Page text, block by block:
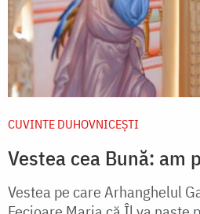
CUVINTE DUHOVNICEȘTI
Vestea cea Bună: am
Vestea pe care Arhanghelul